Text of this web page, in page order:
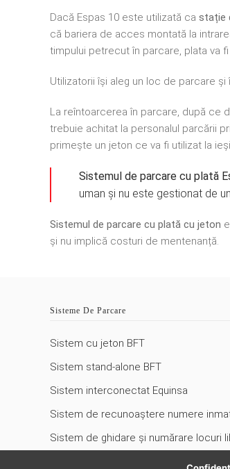
Dacă Espas 10 este utilizată ca stație
că bariera de acces montată la
timpului petrecut în parcare, plata va
Utilizatorii îşi aleg un loc de parcare
La reîntoarcerea în parcare, după ce
trebuie achitat la personalul parcării
primește un jeton ce va fi utilizat la
Sistemul de parcare cu plată
uman și nu este gestionat de
Sistemul de parcare cu plată cu jeton
și nu implică costuri de mentenanță.
Sisteme De Parcare
Sistem cu jeton BFT
Sistem stand-alone BFT
Sistem interconectat Equinsa
Sistem de recunoaștere numere
Sistem de ghidare și numărare locuri